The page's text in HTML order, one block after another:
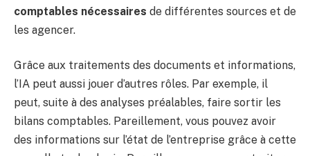
comptables nécessaires de différentes sources et de
les agencer.
Grâce aux traitements des documents et informations,
l’IA peut aussi jouer d’autres rôles. Par exemple, il
peut, suite à des analyses préalables, faire sortir les
bilans comptables. Pareillement, vous pouvez avoir
des informations sur l’état de l’entreprise grâce à cette